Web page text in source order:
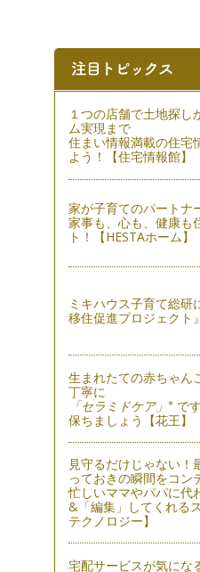
１つの店舗で土地探し
ム実現まで
住まい情報満載の住宅
よう！【住宅情報館】
家が子育てのパートナ
家事も、心も、健康も
ト！【HESTAホーム】
ミキハウス子育て総研
移住促進プロジェクト』
生まれたての赤ちゃん
丁寧に
「セラミドケア」 ※で
保ちましょう【花王】
見守るだけじゃない！
っておきの瞬間をコン
忙しいママやパパに代
&「編集」してくれる
テクノロジー】
宅配サービスが気にな